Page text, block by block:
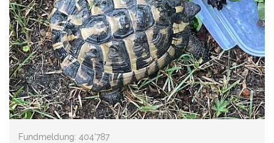
Fundmeldung: 404'787